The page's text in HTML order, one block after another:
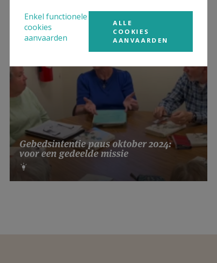
Gebedsintentie paus oktober 2024:
voor een gedeelde missie
Enkel functionele
cookies
aanvaarden
ALLE
COOKIES
AANVAARDEN